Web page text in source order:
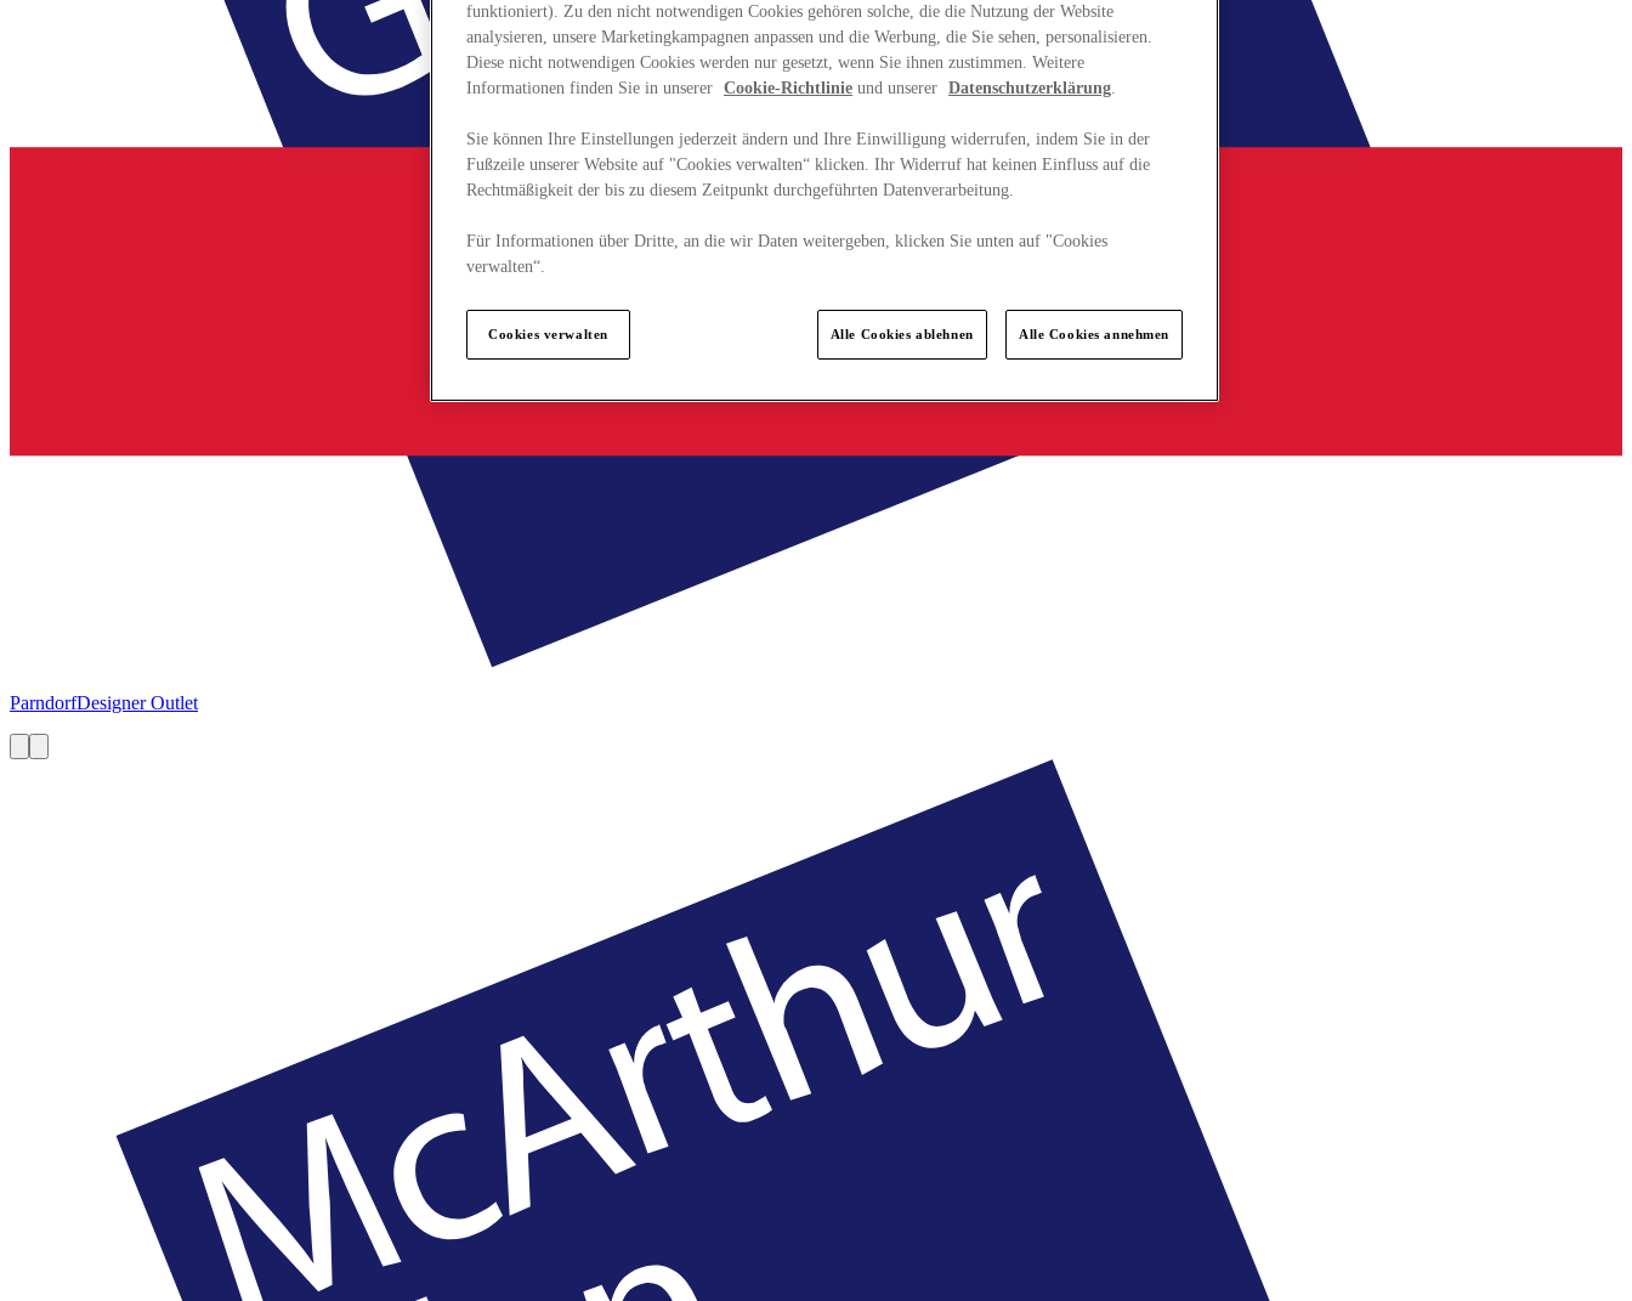
ParndorfDesigner Outlet
funktioniert). Zu den nicht notwendigen Cookies gehören solche, die die Nutzung der Website
analysieren, unsere Marketingkampagnen anpassen und die Werbung, die Sie sehen, personalisieren.
Diese nicht notwendigen Cookies werden nur gesetzt, wenn Sie ihnen zustimmen. Weitere
Informationen finden Sie in unserer Cookie-Richtlinie und unserer Datenschutzerklärung.
Sie können Ihre Einstellungen jederzeit ändern und Ihre Einwilligung widerrufen, indem Sie in der
Fußzeile unserer Website auf "Cookies verwalten“ klicken. Ihr Widerruf hat keinen Einfluss auf die
Rechtmäßigkeit der bis zu diesem Zeitpunkt durchgeführten Datenverarbeitung.
Für Informationen über Dritte, an die wir Daten weitergeben, klicken Sie unten auf "Cookies
verwalten“.
Cookies verwalten Alle Cookies ablehnen Alle Cookies annehmen